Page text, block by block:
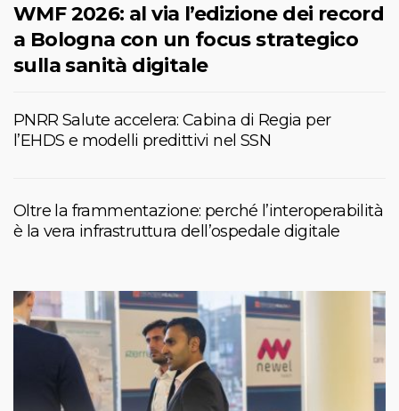
WMF 2026: al via l’edizione dei record
a Bologna con un focus strategico
sulla sanità digitale
PNRR Salute accelera: Cabina di Regia per
l’EHDS e modelli predittivi nel SSN
Oltre la frammentazione: perché l’interoperabilità
è la vera infrastruttura dell’ospedale digitale